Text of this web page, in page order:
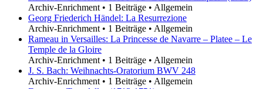
Archiv-Enrichment • 1 Beiträge • Allgemein
Georg Friederich Händel: La Resurrezione
Archiv-Enrichment • 1 Beiträge • Allgemein
Rameau in Versailles: La Princesse de Navarre – Platee – Le
Temple de la Gloire
Archiv-Enrichment • 1 Beiträge • Allgemein
J. S. Bach: Weihnachts-Oratorium BWV 248
Archiv-Enrichment • 1 Beiträge • Allgemein